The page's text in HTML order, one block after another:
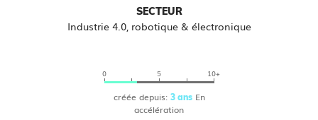
SECTEUR
Industrie 4.0, robotique & électronique
0 5 10+
créée depuis: 3 ansEn
accélération